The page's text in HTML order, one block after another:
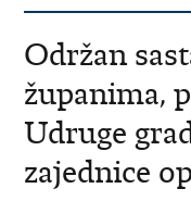
Održan
županima,
Udruge
zajednice